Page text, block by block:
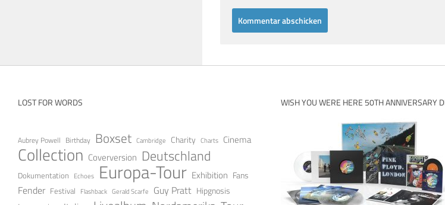
LOST FOR WORDS
Aubrey Powell Birthday Boxset Cambridge Charity Charts Cinema
Collection Coverversion Deutschland
Dokumentation Echoes Europa-Tour Exhibition Fans
Fender Festival Flashback Gerald Scarfe Guy Pratt Hipgnosis
WISH YOU WERE HERE 50TH ANNIVERSARY